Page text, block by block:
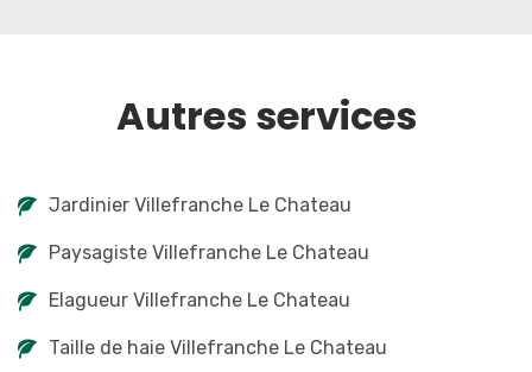
Autres services
Jardinier Villefranche Le Chateau
Paysagiste Villefranche Le Chateau
Elagueur Villefranche Le Chateau
Taille de haie Villefranche Le Chateau